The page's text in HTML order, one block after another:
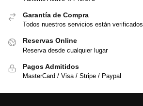
Garantía de Compra
Todos nuestros servicios están verificados
Reservas Online
Reserva desde cualquier lugar
Pagos Admitidos
MasterCard / Visa / Stripe / Paypal